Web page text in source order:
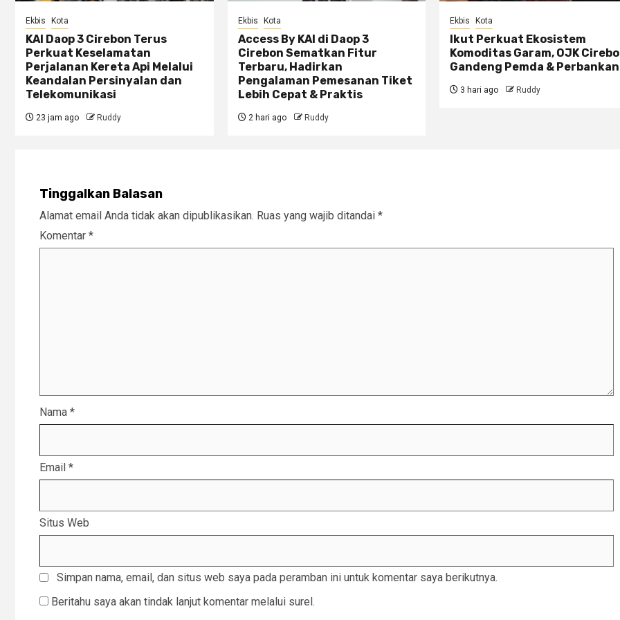
Ekbis Kota
KAI Daop 3 Cirebon Terus
Perkuat Keselamatan
Perjalanan Kereta Api Melalui
Keandalan Persinyalan dan
Telekomunikasi
23 jam ago Ruddy
Ekbis Kota
Access By KAI di Daop 3
Cirebon Sematkan Fitur
Terbaru, Hadirkan
Pengalaman Pemesanan Tiket
Lebih Cepat & Praktis
2 hari ago Ruddy
Ekbis Kota
Ikut Perkuat Ekosistem
Komoditas Garam, OJK
Gandeng Pemda & Perbankan
3 hari ago Ruddy
Tinggalkan Balasan
Alamat email Anda tidak akan dipublikasikan. Ruas yang wajib ditandai *
Komentar *
Nama *
Email *
Situs Web
Simpan nama, email, dan situs web saya pada peramban ini untuk komentar saya berikutnya.
Beritahu saya akan tindak lanjut komentar melalui surel.